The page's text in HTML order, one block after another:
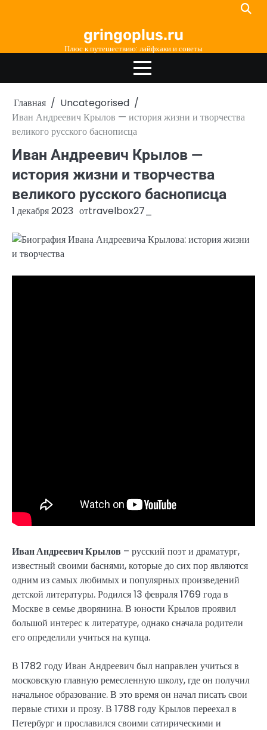
gringoplus.ru
Плюс к путешествию: лайфхаки и советы
Главная
Uncategorised
Иван Андреевич Крылов — история жизни и творчества
великого русского баснописца
Иван Андреевич Крылов —
история жизни и творчества
великого русского баснописца
1 декабря 2023 отtravelbox27_
Иван Андреевич Крылов – русский поэт и драматург,
известный своими баснями, которые до сих пор являются
одним из самых любимых и популярных произведений
детской литературы. Родился 13 февраля 1769 года в
Москве в семье дворянина. В юности Крылов проявил
большой интерес к литературе, однако сначала родители
его определили учиться на купца.
В 1782 году Иван Андреевич был направлен учиться в
московскую главную ремесленную школу, где он получил
начальное образование. В это время он начал писать свои
первые стихи и прозу. В 1788 году Крылов переехал в
Петербург и прославился своими сатирическими и